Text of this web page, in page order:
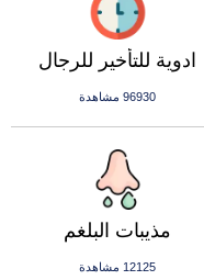
ادوية للتأخير للرجال
96930 مشاهدة
مذيبات البلغم
12125 مشاهدة